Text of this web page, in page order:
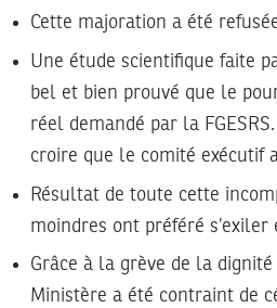
Cette majoration a été
Une étude scientifique faite
bel et bien prouvé que le
réel demandé par la
croire que le comité exécutif
Résultat de toute cette
moindres ont préféré s’exiler
Grâce à la grève de la
Ministère a été contraint de